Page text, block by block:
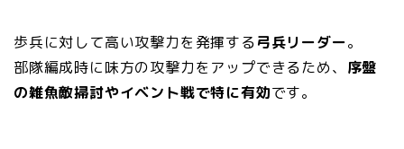
歩兵に対して高い攻撃力を発揮する弓兵リーダー。
部隊編成時に味方の攻撃力をアップできるため、 序盤
の雑魚敵掃討やイベント戦で特に有効です。